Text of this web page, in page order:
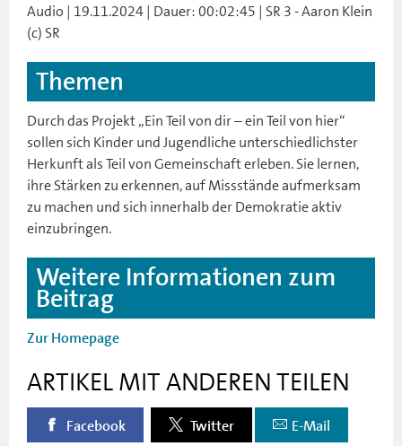
Audio | 19.11.2024 | Dauer: 00:02:45 | SR 3 - Aaron Klein
(c) SR
Themen
Durch das Projekt „Ein Teil von dir – ein Teil von hier“
sollen sich Kinder und Jugendliche unterschiedlichster
Herkunft als Teil von Gemeinschaft erleben. Sie lernen,
ihre Stärken zu erkennen, auf Missstände aufmerksam
zu machen und sich innerhalb der Demokratie aktiv
einzubringen.
Weitere Informationen zum
Beitrag
Zur Homepage
ARTIKEL MIT ANDEREN TEILEN
Facebook Twitter E-Mail